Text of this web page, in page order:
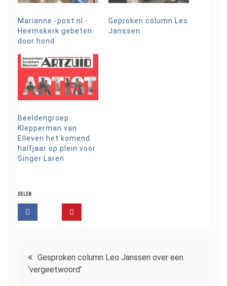
Marianne -post nl.-
Heemskerk gebeten
door hond
Geproken column Leo
Janssen
Beeldengroep
Klepperman van
Elleven het komend
halfjaar op plein voor
Singer Laren
DELEN
Bericht
navigatie
Gesproken column Leo Janssen over een
‘vergeetwoord’